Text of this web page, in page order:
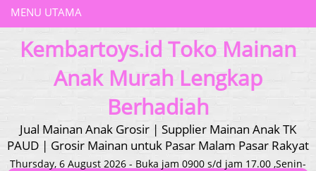
MENU UTAMA
Kembartoys.id Toko Mainan
Anak Murah Lengkap
Berhadiah
Jual Mainan Anak Grosir | Supplier Mainan Anak TK
PAUD | Grosir Mainan untuk Pasar Malam Pasar Rakyat
Thursday, 6 August 2026 - Buka jam 0900 s/d jam 17.00 ,Senin-